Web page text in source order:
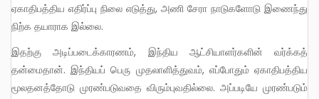
ஏகாதிபத்திய எதிர்ப்பு நிலை எடுத்து, அணி சேரா நாடுகளோடு இணைந்து
நிற்க தயாராக இல்லை.
இதற்கு அடிப்படைக்காரணம், இந்திய ஆட்சியாளர்களின் வர்க்கத்
தன்மைதான். இந்தியப் பெரு முதலாளித்துவம், எப்போதும் ஏகாதிபத்திய
மூலதனத்தோடு முரண்படுவதை விரும்புவதில்லை. அப்படியே முரண்படும்